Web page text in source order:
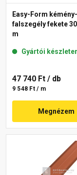
Easy-Form
falszegély fekete
m
Gyártói
47 740 Ft / db
9 548 Ft / m
Megnézem